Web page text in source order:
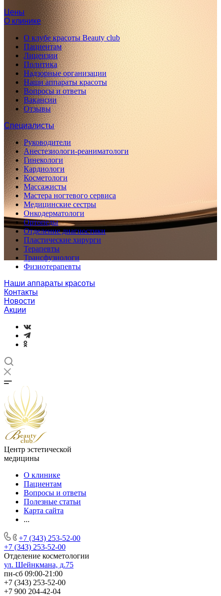
Цены
О клинике
О клубе красоты Beauty club
Пациентам
Лицензии
Политика
Надзорные организации
Наши аппараты красоты
Вопросы и ответы
Вакансии
Отзывы
Специалисты
Руководители
Анестезиологи-реаниматологи
Гинекологи
Кардиологи
Косметологи
Массажисты
Мастера ногтевого сервиса
Медицинские сестры
Онкодерматологи
Ортопеды
Отделение диагностики
Пластические хирурги
Терапевты
Трансфузиологи
Физиотерапевты
Наши аппараты красоты
Контакты
Новости
Акции
Центр эстетической
медицины
О клинике
Пациентам
Вопросы и ответы
Полезные статьи
Карта сайта
...
+7 (343) 253-52-00
+7 (343) 253-52-00
Отделение косметологии
ул. Шейнкмана, д.75
пн-сб 09:00-21:00
+7 (343) 253-52-00
+7 900 204-42-04